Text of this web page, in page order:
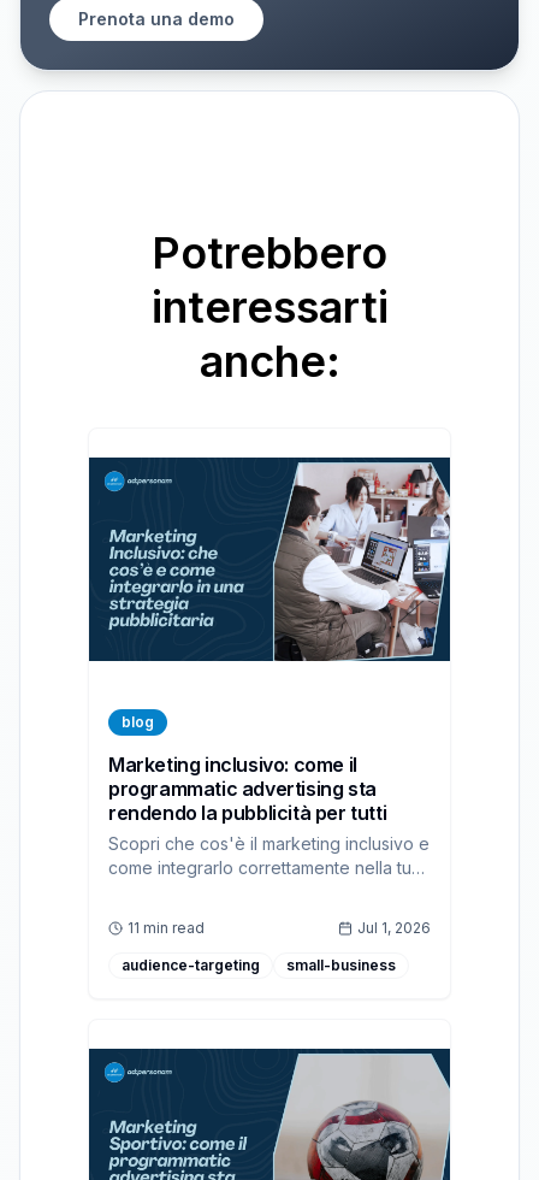
Prenota una demo
Potrebbero
interessarti
anche:
blog
Marketing inclusivo: come il
programmatic advertising sta
rendendo la pubblicità per tutti
Scopri che cos'è il marketing inclusivo e
come integrarlo correttamente nella tua
11 min read Jul 1, 2026
audience-targeting small-business